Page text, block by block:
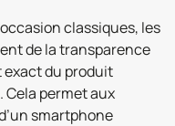
classiques, les
de la transparence
exact du produit
Cela permet aux
smartphone